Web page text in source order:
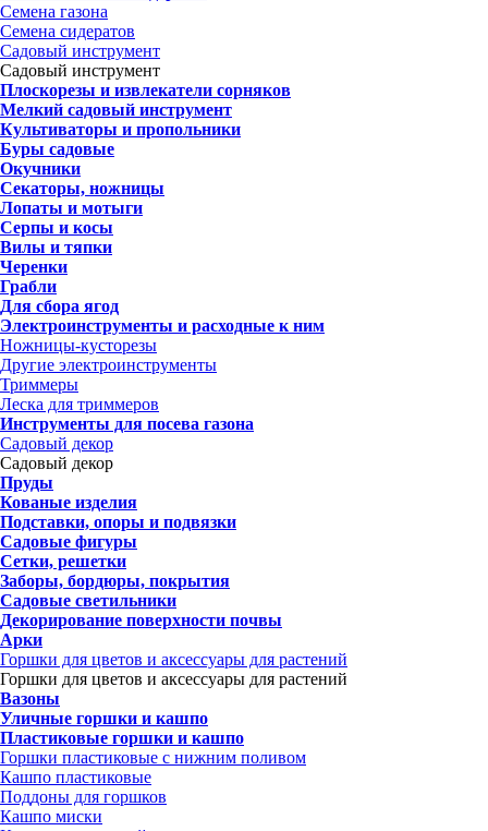
Семена газона
Семена сидератов
Садовый инструмент
Садовый инструмент
Плоскорезы и извлекатели сорняков
Мелкий садовый инструмент
Культиваторы и пропольники
Буры садовые
Окучники
Секаторы, ножницы
Лопаты и мотыги
Серпы и косы
Вилы и тяпки
Черенки
Грабли
Для сбора ягод
Электроинструменты и расходные к ним
Ножницы-кусторезы
Другие электроинструменты
Триммеры
Леска для триммеров
Инструменты для посева газона
Садовый декор
Садовый декор
Пруды
Кованые изделия
Подставки, опоры и подвязки
Садовые фигуры
Сетки, решетки
Заборы, бордюры, покрытия
Садовые светильники
Декорирование поверхности почвы
Арки
Горшки для цветов и аксессуары для растений
Горшки для цветов и аксессуары для растений
Вазоны
Уличные горшки и кашпо
Пластиковые горшки и кашпо
Горшки пластиковые с нижним поливом
Кашпо пластиковые
Поддоны для горшков
Кашпо миски